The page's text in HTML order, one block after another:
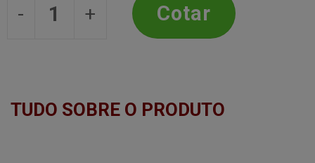
Cotar
TUDO SOBRE O PRODUTO